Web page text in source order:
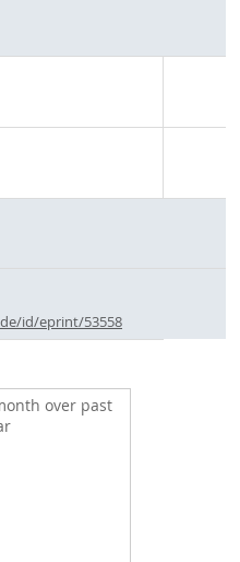
id/eprint/53558
over past